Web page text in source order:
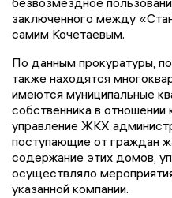
заключенного между
самим Кочетаевым.
По данным прокуратуры,
также находятся
имеются муниципальные
собственника в отношении
управление ЖКХ
поступающие от граждан
содержание этих домов,
осуществляло
указанной компании.